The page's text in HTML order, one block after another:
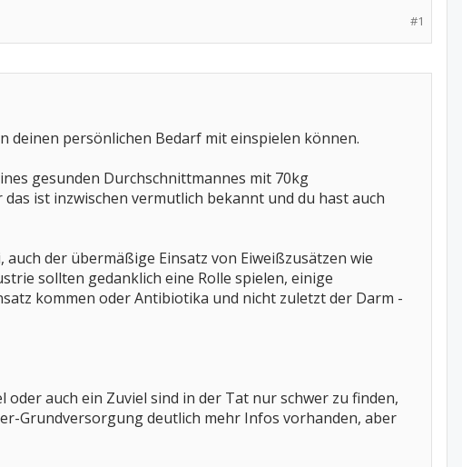
#1
deinen persönlichen Bedarf mit einspielen können.
gesunden Durchschnittmannes mit 70kg
ist inzwischen vermutlich bekannt und du hast auch
der übermäßige Einsatz von Eiweißzusätzen wie
sollten gedanklich eine Rolle spielen, einige
kommen oder Antibiotika und nicht zuletzt der Darm -
auch ein Zuviel sind in der Tat nur schwer zu finden,
Grundversorgung deutlich mehr Infos vorhanden, aber